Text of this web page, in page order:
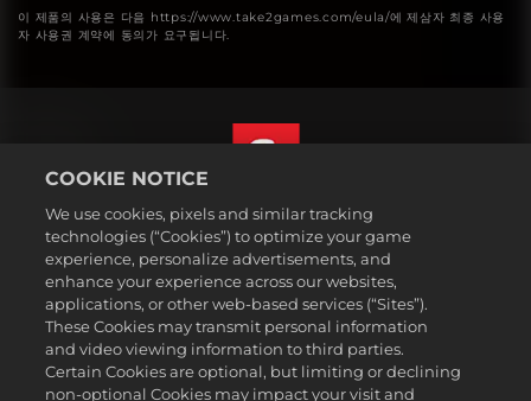
이 제품의 사용은 다음 https://www.take2games.com/eula/에 제삼자 최종 사용
자 사용권 계약에 동의가 요구됩니다.
법률
개인정보 취급방침
쿠키 정책
지원
개인정보를판매하거나공유하지마십시오
한국어
COOKIE NOTICE
We use cookies, pixels and similar tracking
technologies (“Cookies”) to optimize your game
experience, personalize advertisements, and
enhance your experience across our websites,
applications, or other web-based services (“Sites”).
These Cookies may transmit personal information
and video viewing information to third parties.
Certain Cookies are optional, but limiting or declining
non-optional Cookies may impact your visit and